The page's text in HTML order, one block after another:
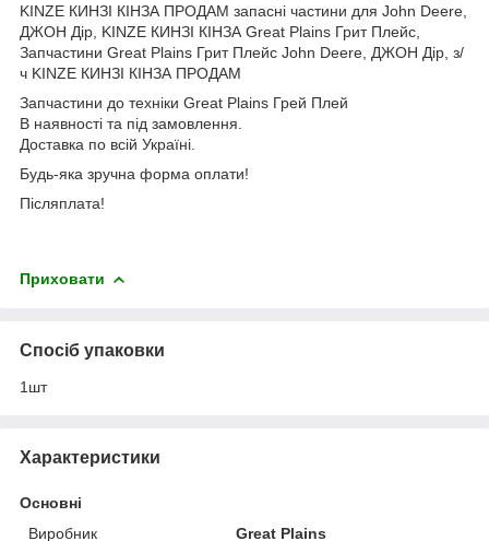
KINZE КИНЗІ КІНЗА ПРОДАМ запасні частини для John Deere,
ДЖОН Дір, KINZE КИНЗІ КІНЗА Great Plains Грит Плейс,
Запчастини Great Plains Грит Плейс John Deere, ДЖОН Дір, з/
ч KINZE КИНЗІ КІНЗА ПРОДАМ
Запчастини до техніки Great Plains Грей Плей
В наявності та під замовлення.
Доставка по всій Україні.
Будь-яка зручна форма оплати!
Післяплата!
Приховати
Спосіб упаковки
1шт
Характеристики
Основні
Виробник
Great Plains